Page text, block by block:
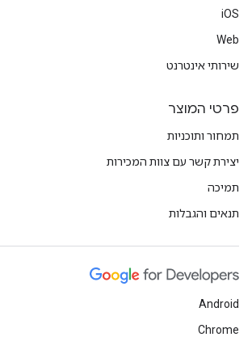
iOS
Web
שירותי אינטרנט
פרטי המוצר
תמחור ותוכניות
יצירת קשר עם צוות המכירות
תמיכה
תנאים והגבלות
Android
Chrome